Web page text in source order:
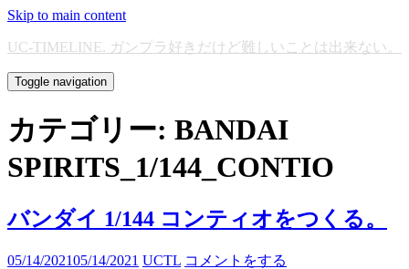
Skip to main content
UC-TIMELINE. ガンプラ好きだけど難しいことは出来ない。
Toggle navigation
カテゴリー: BANDAI
SPIRITS_1/144_CONTIO
バンダイ 1/144 コンティオをつくる。
05/14/202105/14/2021 UCTL コメントをする